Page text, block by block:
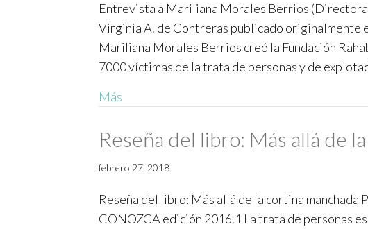
Entrevista a Mariliana Morales Berrios (Directora
Virginia A. de Contreras publicado originalmente
Mariliana Morales Berrios creó la Fundación
7000 víctimas de la trata de personas y de
Más
Reseña del libro: Más allá de
febrero 27, 2018
Reseña del libro: Más allá de la cortina
CONOZCA edición 2016.1 La trata de personas